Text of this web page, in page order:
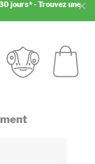
jours* - Trouvez une